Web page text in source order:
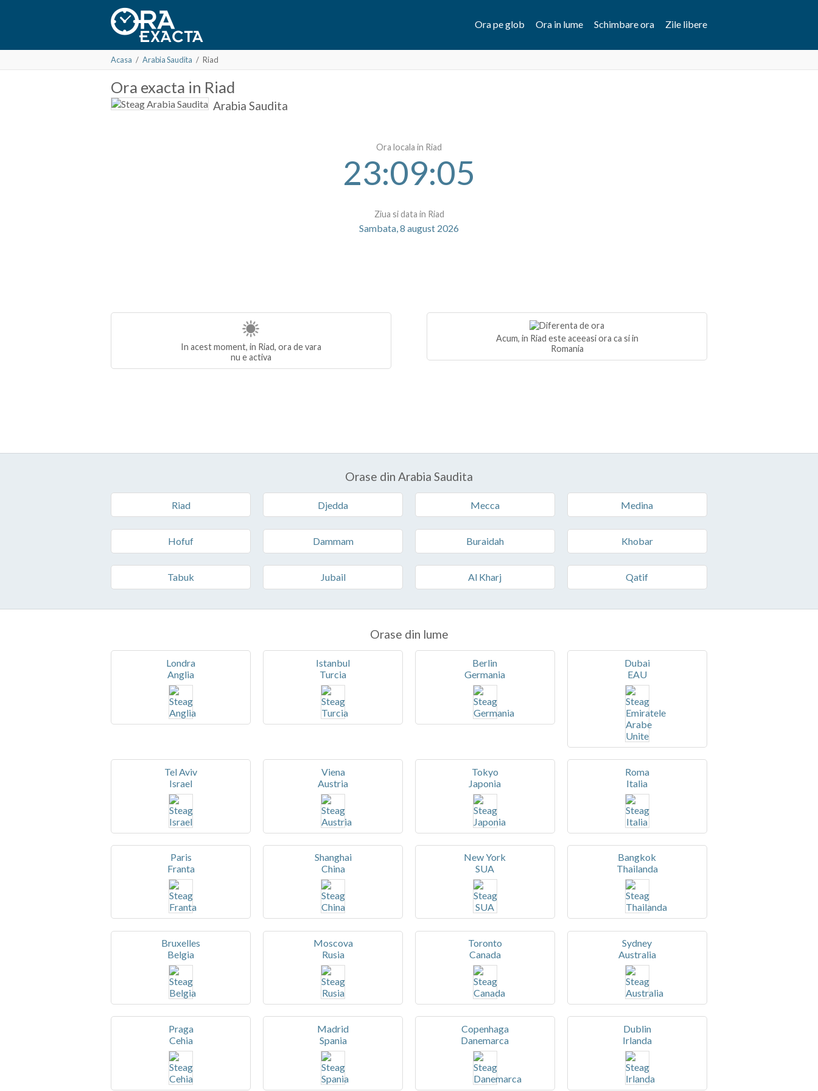
Ora pe glob Ora in lume Schimbare ora Zile libere
Acasa / Arabia Saudita / Riad
Ora exacta in Riad
Arabia Saudita
Ora locala in Riad
23:09:05
Ziua si data in Riad
Sambata, 8 august 2026
In acest moment, in Riad, ora de vara
nu e activa
Acum, in Riad este aceeasi ora ca si in
Romania
Orase din Arabia Saudita
Riad Djedda Mecca Medina
Hofuf Dammam Buraidah Khobar
Tabuk Jubail Al Kharj Qatif
Orase din lume
Londra
Anglia
Istanbul
Turcia
Berlin
Germania
Dubai
EAU
Tel Aviv
Israel
Viena
Austria
Tokyo
Japonia
Roma
Italia
Paris
Franta
Shanghai
China
New York
SUA
Bangkok
Thailanda
Bruxelles
Belgia
Moscova
Rusia
Toronto
Canada
Sydney
Australia
Praga
Cehia
Madrid
Spania
Copenhaga
Danemarca
Dublin
Irlanda